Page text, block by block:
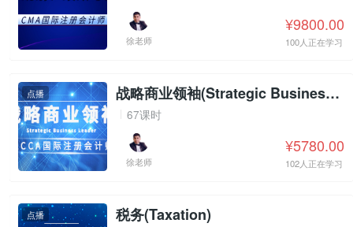
徐老师
¥9800.00
100人正在学习
点播 战略商业领袖(Strategic Business Leader)
67课时
徐老师
¥5780.00
102人正在学习
点播 税务(Taxation)